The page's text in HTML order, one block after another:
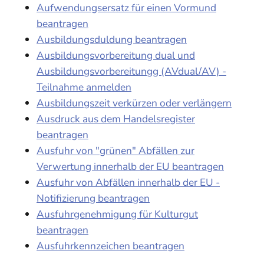
Aufwendungsersatz für einen Vormund
beantragen
Ausbildungsduldung beantragen
Ausbildungsvorbereitung dual und
Ausbildungsvorbereitungg (AVdual/AV) -
Teilnahme anmelden
Ausbildungszeit verkürzen oder verlängern
Ausdruck aus dem Handelsregister
beantragen
Ausfuhr von "grünen" Abfällen zur
Verwertung innerhalb der EU beantragen
Ausfuhr von Abfällen innerhalb der EU -
Notifizierung beantragen
Ausfuhrgenehmigung für Kulturgut
beantragen
Ausfuhrkennzeichen beantragen